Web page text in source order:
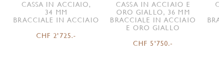
CASSA IN ACCIAIO,
34 MM
BRACCIALE IN ACCIAIO
CHF 2'725.-
CASSA IN ACCIAIO E
ORO GIALLO, 36 MM
BRACCIALE IN ACCIAIO
E ORO GIALLO
CHF 5'750.-